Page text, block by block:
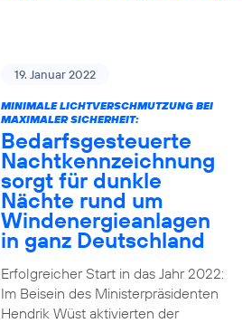
19. Januar 2022
MINIMALE LICHTVERSCHMUTZUNG BEI
MAXIMALER SICHERHEIT:
Bedarfsgesteuerte
Nachtkennzeichnung
sorgt für dunkle
Nächte rund um
Windenergieanlagen
in ganz Deutschland
Erfolgreicher Start in das Jahr 2022:
Im Beisein des Ministerpräsidenten
Hendrik Wüst aktivierten der